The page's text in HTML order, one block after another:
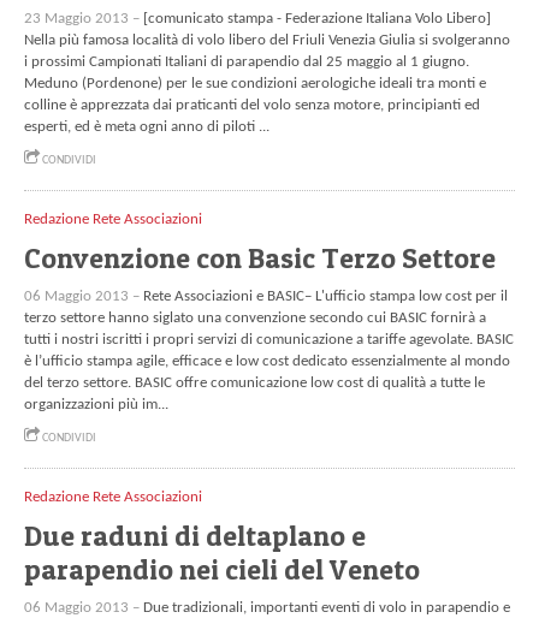
23 Maggio 2013 – [comunicato stampa - Federazione Italiana Volo Libero]
Nella più famosa località di volo libero del Friuli Venezia Giulia si svolgeranno
i prossimi Campionati Italiani di parapendio dal 25 maggio al 1 giugno.
Meduno (Pordenone) per le sue condizioni aerologiche ideali tra monti e
colline è apprezzata dai praticanti del volo senza motore, principianti ed
esperti, ed è meta ogni anno di piloti ...
CONDIVIDI
Redazione Rete Associazioni
Convenzione con Basic Terzo Settore
06 Maggio 2013 – Rete Associazioni e BASIC– L'ufficio stampa low cost per il
terzo settore hanno siglato una convenzione secondo cui BASIC fornirà a
tutti i nostri iscritti i propri servizi di comunicazione a tariffe agevolate. BASIC
è l’ufficio stampa agile, efficace e low cost dedicato essenzialmente al mondo
del terzo settore. BASIC offre comunicazione low cost di qualità a tutte le
organizzazioni più im...
CONDIVIDI
Redazione Rete Associazioni
Due raduni di deltaplano e
parapendio nei cieli del Veneto
06 Maggio 2013 – Due tradizionali, importanti eventi di volo in parapendio e